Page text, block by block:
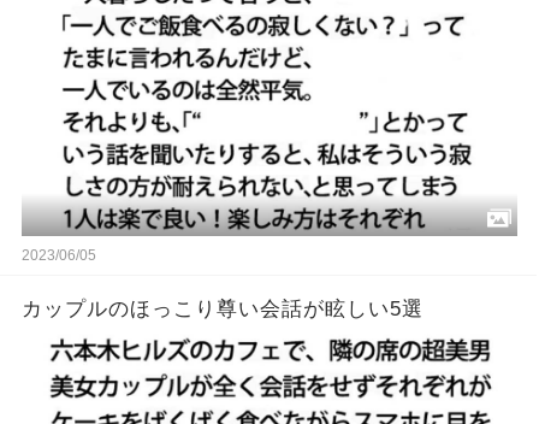
2023/06/05
カップルのほっこり尊い会話が眩しい5選